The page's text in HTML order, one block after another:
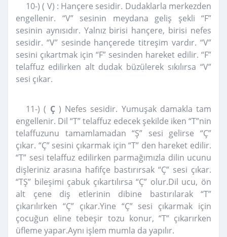
10-) ( V) : Hançere sesidir. Dudaklarla merkezden
engellenir. “V” sesinin meydana geliş şekli “F”
sesinin aynısıdır. Yalnız birisi hançere, birisi nefes
sesidir. “V” sesinde hançerede titreşim vardır. “V”
sesini çıkartmak için “F” sesinden hareket edilir. “F”
telaffuz edilirken alt dudak büzülerek sıkılırsa “V”
sesi çıkar.
11-) ( Ç ) Nefes sesidir. Yumuşak damakla tam
engellenir. Dil “T” telaffuz edecek şekilde iken “T”nin
telaffuzunu tamamlamadan “Ş” sesi gelirse “Ç”
çıkar. “Ç” sesini çıkarmak için “T” den hareket edilir.
“T” sesi telaffuz edilirken parmağımızla dilin ucunu
dişleriniz arasına hafifçe bastırırsak “Ç” sesi çıkar.
“TŞ” bileşimi çabuk çıkartılırsa “Ç” olur.Dil ucu, ön
alt çene diş etlerinin dibine bastırılarak “T”
çıkarılırken “Ç” çıkar.Yine “Ç” sesi çıkarmak için
çocuğun eline tebeşir tozu konur, “T” çıkarırken
üfleme yapar.Aynı işlem mumla da yapılır.